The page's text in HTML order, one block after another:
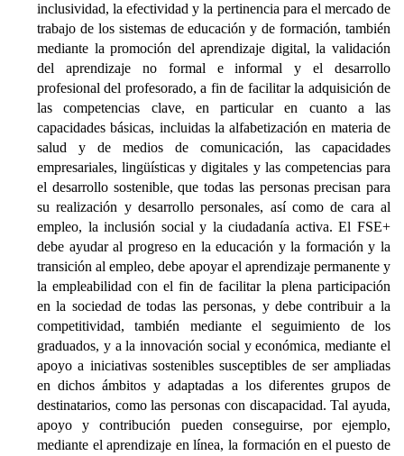
inclusividad, la efectividad y la pertinencia para el mercado de
trabajo de los sistemas de educación y de formación, también
mediante la promoción del aprendizaje digital, la validación
del aprendizaje no formal e informal y el desarrollo
profesional del profesorado, a fin de facilitar la adquisición de
las competencias clave, en particular en cuanto a las
capacidades básicas, incluidas la alfabetización en materia de
salud y de medios de comunicación, las capacidades
empresariales, lingüísticas y digitales y las competencias para
el desarrollo sostenible, que todas las personas precisan para
su realización y desarrollo personales, así como de cara al
empleo, la inclusión social y la ciudadanía activa. El FSE+
debe ayudar al progreso en la educación y la formación y la
transición al empleo, debe apoyar el aprendizaje permanente y
la empleabilidad con el fin de facilitar la plena participación
en la sociedad de todas las personas, y debe contribuir a la
competitividad, también mediante el seguimiento de los
graduados, y a la innovación social y económica, mediante el
apoyo a iniciativas sostenibles susceptibles de ser ampliadas
en dichos ámbitos y adaptadas a los diferentes grupos de
destinatarios, como las personas con discapacidad. Tal ayuda,
apoyo y contribución pueden conseguirse, por ejemplo,
mediante el aprendizaje en línea, la formación en el puesto de